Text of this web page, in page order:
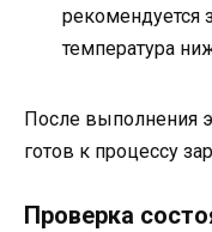
рекомендуется
температура
После выполнения
готов к процессу
Проверка